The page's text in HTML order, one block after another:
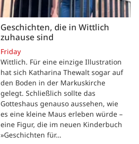
Geschichten, die in Wittlich
zuhause sind
Friday
Wittlich. Für eine einzige Illustration
hat sich Katharina Thewalt sogar auf
den Boden in der Markuskirche
gelegt. Schließlich sollte das
Gotteshaus genauso aussehen, wie
es eine kleine Maus erleben würde –
eine Figur, die im neuen Kinderbuch
»Geschichten für…